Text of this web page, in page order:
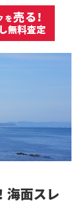
を売る!
無料査定
海面スレ